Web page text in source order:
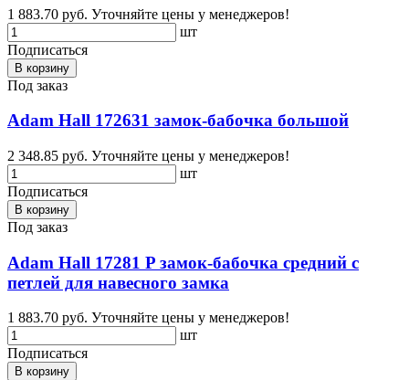
1 883.70 руб. Уточняйте цены у менеджеров!
шт
Подписаться
В корзину
Под заказ
Adam Hall 172631 замок-бабочка большой
2 348.85 руб. Уточняйте цены у менеджеров!
шт
Подписаться
В корзину
Под заказ
Adam Hall 17281 P замок-бабочка средний с
петлей для навесного замка
1 883.70 руб. Уточняйте цены у менеджеров!
шт
Подписаться
В корзину